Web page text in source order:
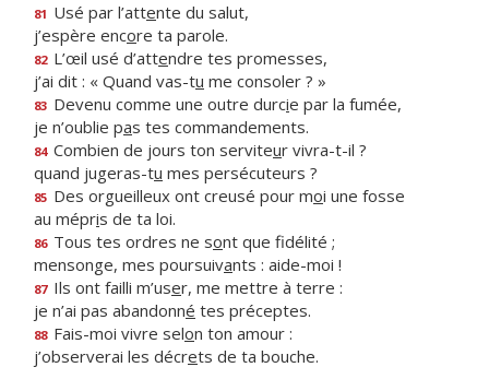
81 Usé par l’attente du salut,
j’espère encore ta parole.
82 L’œil usé d’attendre tes promesses,
j’ai dit : « Quand vas-tu me consoler ? »
83 Devenu comme une outre durcie par la fumée,
je n’oublie pas tes commandements.
84 Combien de jours ton serviteur vivra-t-il ?
quand jugeras-tu mes persécuteurs ?
85 Des orgueilleux ont creusé pour moi une fosse
au mépris de ta loi.
86 Tous tes ordres ne sont que fidélité ;
mensonge, mes poursuivants : aide-moi !
87 Ils ont failli m’user, me mettre à terre :
je n’ai pas abandonné tes préceptes.
88 Fais-moi vivre selon ton amour :
j’observerai les décrets de ta bouche.